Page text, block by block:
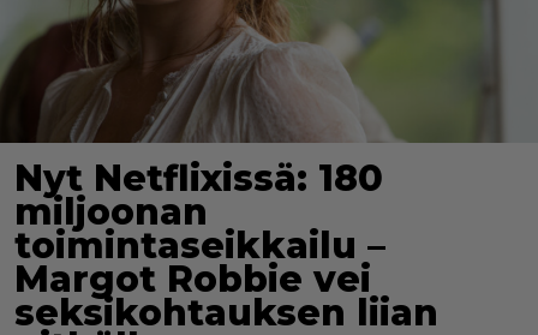
Nyt Netflixissä: 180
miljoonan
toimintaseikkailu –
Margot Robbie vei
seksikohtauksen liian